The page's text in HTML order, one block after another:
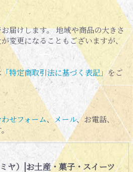
届けします。 地域や商品の大きさ
変更になることもございますが、
「特定商取引法に基づく表記」をご
せフォーム、メール、お電話、
ヤ）|お土産・菓子・スイーツ